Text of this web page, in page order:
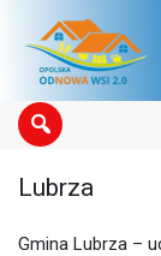
Main
Lubrza
Gmina Lubrza –